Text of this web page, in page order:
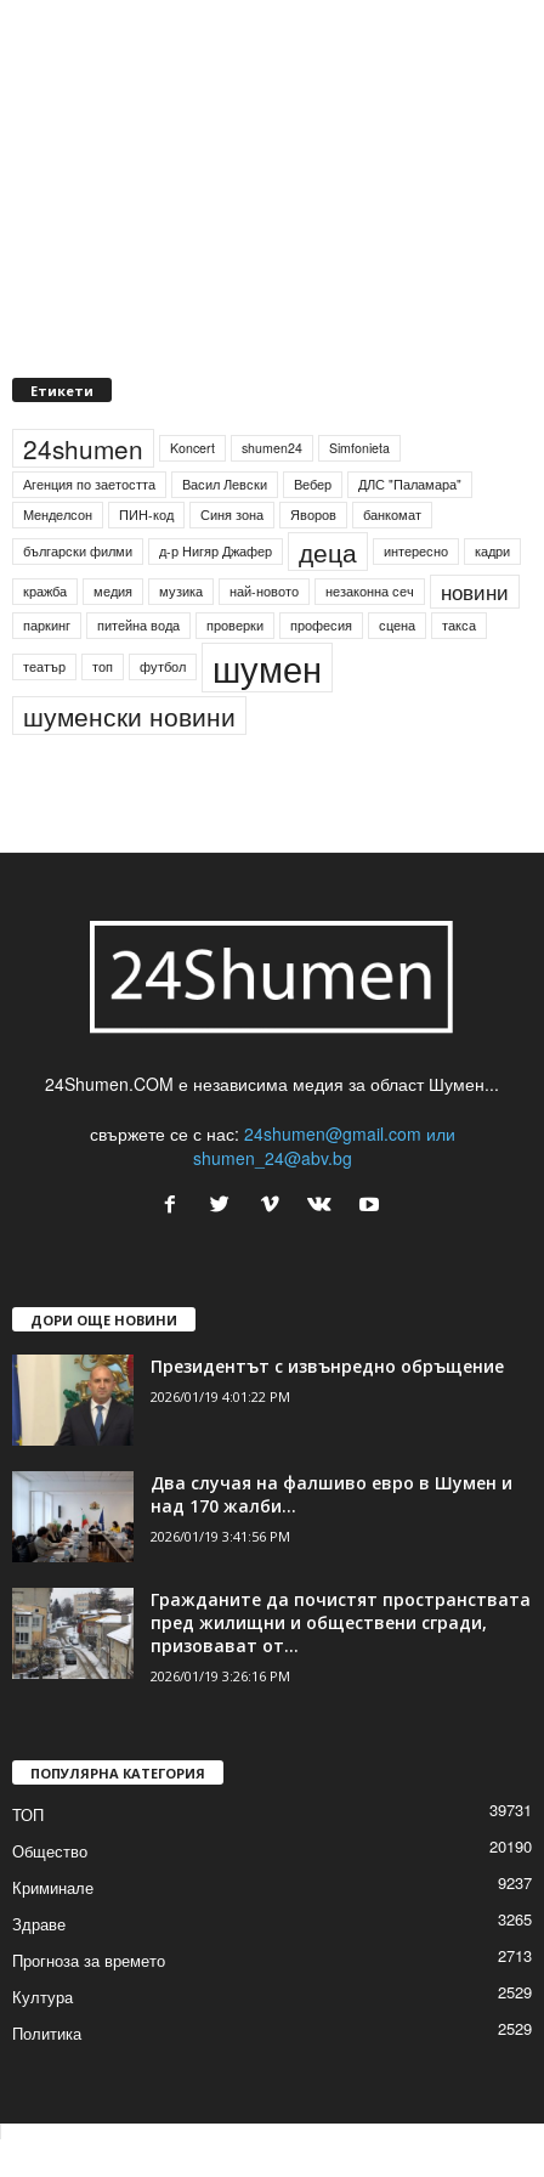
Етикети
24shumen Koncert shumen24
Simfonieta
Агенция по заетостта
Васил Левски Вебер
ДЛС "Паламара"
Менделсон
ПИН-код Синя зона Яворов
банкомат
български филми
д-р Нигяр Джафер деца интересно кадри
кражба медия музика най-новото незаконна сеч новини
паркинг питейна вода проверки професия сцена такса
театър топ футбол шумен
шуменски новини
24Shumen.COM е независима медия за област Шумен...
свържете се с нас: 24shumen@gmail.com или
shumen_24@abv.bg
ДОРИ ОЩЕ НОВИНИ
Президентът с извънредно обръщение
2026/01/19 4:01:22 PM
Два случая на фалшиво евро в Шумен и
над 170 жалби...
2026/01/19 3:41:56 PM
Гражданите да почистят пространствата
пред жилищни и обществени сгради,
призовават от...
2026/01/19 3:26:16 PM
ПОПУЛЯРНА КАТЕГОРИЯ
ТОП
39731
Общество
20190
Криминале
9237
Здраве
3265
Прогноза за времето
2713
Култура
2529
Политика
2529